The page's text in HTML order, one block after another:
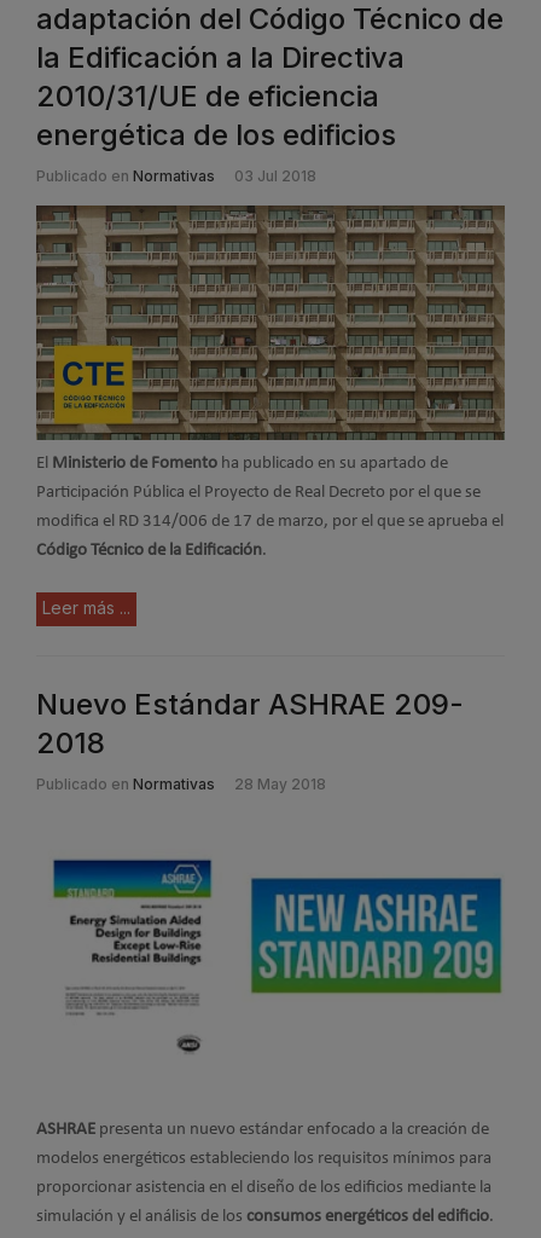
adaptación del Código Técnico de
la Edificación a la Directiva
2010/31/UE de eficiencia
energética de los edificios
Publicado en Normativas 03 Jul 2018
El Ministerio de Fomento ha publicado en su apartado de
Participación Pública el Proyecto de Real Decreto por el que se
modifica el RD 314/006 de 17 de marzo, por el que se aprueba el
Código Técnico de la Edificación.
Leer más ...
Nuevo Estándar ASHRAE 209-
2018
Publicado en Normativas 28 May 2018
ASHRAE presenta un nuevo estándar enfocado a la creación de
modelos energéticos estableciendo los requisitos mínimos para
proporcionar asistencia en el diseño de los edificios mediante la
simulación y el análisis de los consumos energéticos del edificio.